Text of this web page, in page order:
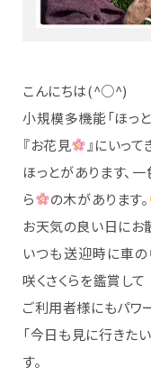
こんにちは(^○^)
小規模多機能「ほっと
『お花見
』にいって
ほっとがあります、
ら
の木があります。
お天気の良い日にお
いつも送迎時に車
咲くさくらを鑑賞して
ご利用者様にもパ
「今日も見に行きた
す。